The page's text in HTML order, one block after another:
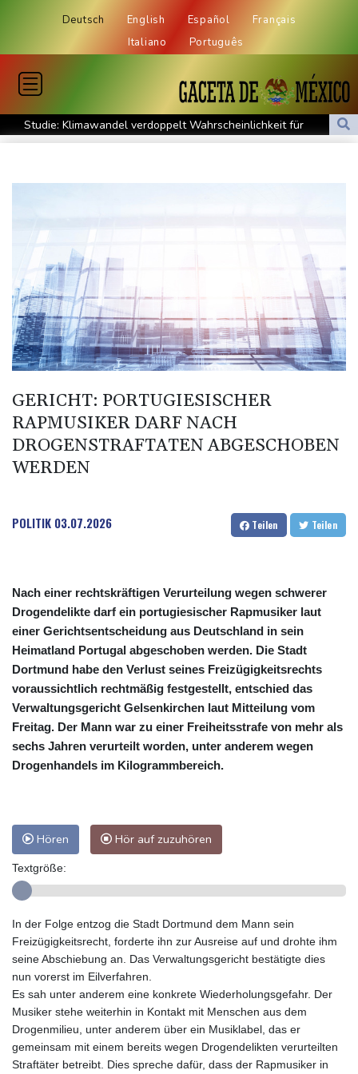
Deutsch English Español
Français
Italiano
Português
Studie: Klimawandel verdoppelt Wahrscheinlichkeit für
Waldbrände in Kanada
stehen an
Coup für Köln: Hendrich kehrt in die Bundesliga zurück
Kokain in Lutschern: 68-Jähriger bei Schmuggelversuch in
Düsseldorf ertappt
"Infanti-No Go": Pressestimmen zum Verbleib des FIFA-Chefs
Manipulierte Trainerwahl? Razzia bei Südkoreas Fußball-Verband
DIHK fordert "resiliente" Infrastruktur: Wasserstraßen besser an
Niedrigwasser anpassen
Zverev hadert nach Aus: "Schlechtestes Spiel der Saison"
Vier deutsche, neun neue: Teammanager-Rekorde in England
GERICHT: PORTUGIESISCHER
RAPMUSIKER DARF NACH
DROGENSTRAFTATEN ABGESCHOBEN
WERDEN
POLITIK 03.07.2026 Teilen Teilen
Nach einer rechtskräftigen Verurteilung wegen schwerer
Drogendelikte darf ein portugiesischer Rapmusiker laut
einer Gerichtsentscheidung aus Deutschland in sein
Heimatland Portugal abgeschoben werden. Die Stadt
Dortmund habe den Verlust seines Freizügigkeitsrechts
voraussichtlich rechtmäßig festgestellt, entschied das
Verwaltungsgericht Gelsenkirchen laut Mitteilung vom
Freitag. Der Mann war zu einer Freiheitsstrafe von mehr als
sechs Jahren verurteilt worden, unter anderem wegen
Drogenhandels im Kilogrammbereich.
Hören Hör auf zuzuhören
Textgröße:
In der Folge entzog die Stadt Dortmund dem Mann sein
Freizügigkeitsrecht, forderte ihn zur Ausreise auf und drohte ihm
seine Abschiebung an. Das Verwaltungsgericht bestätigte dies
nun vorerst im Eilverfahren.
Es sah unter anderem eine konkrete Wiederholungsgefahr. Der
Musiker stehe weiterhin in Kontakt mit Menschen aus dem
Drogenmilieu, unter anderem über ein Musiklabel, das er
gemeinsam mit einem bereits wegen Drogendelikten verurteilten
Straftäter betreibt. Dies spreche dafür, dass der Rapmusiker in